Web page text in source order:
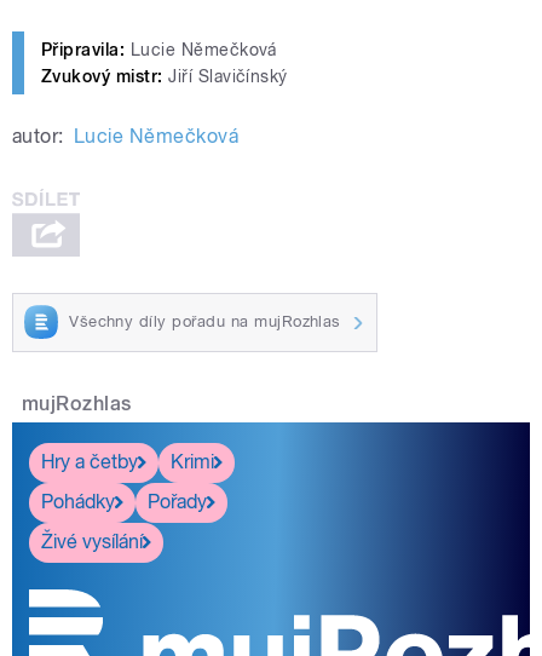
Připravila: Lucie Němečková
Zvukový mistr: Jiří Slavičínský
autor: Lucie Němečková
Všechny díly pořadu na mujRozhlas
mujRozhlas
Hry a četby
Krimi
Pohádky
Pořady
Živé vysílání